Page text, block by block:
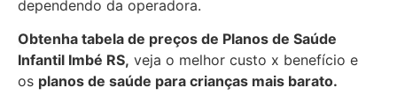
dependendo da operadora.
Obtenha tabela de preços de Planos de Saúde
Infantil Imbé RS, veja o melhor custo x benefício e
os planos de saúde para crianças mais barato.